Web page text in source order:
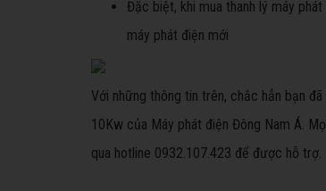
Đặc biệt, khi mua thanh lý máy
máy phát điện mới
Với những thông tin trên, chắc hẳn bạn
10Kw của Máy phát điện Đông Nam Á.
qua hotline 0932.107.423 để được hỗ trợ.